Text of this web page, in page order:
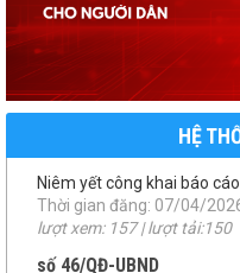
HỆ
NQ phân bổ kinh phí
Thời gian đăng: 01/12/2025
lượt xem: 211 | lượt tải:75
NQ 46/NQ-HĐND
NQ 46 điều chỉnh dự
lượt xem: 216 | lượt tải:84
1958/UBND-KT
Niêm yết công khai báo